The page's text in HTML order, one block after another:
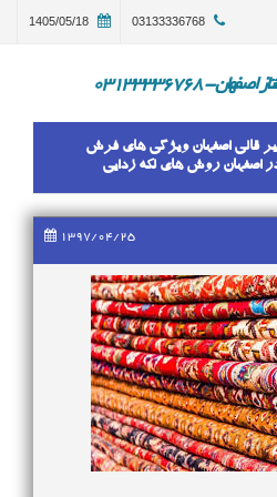
03133336768
1405/05/18
- 03133336768
قالی اصفهان ویژگی های فرش
اصفهان روش های لکه زدایی
1397/04/25